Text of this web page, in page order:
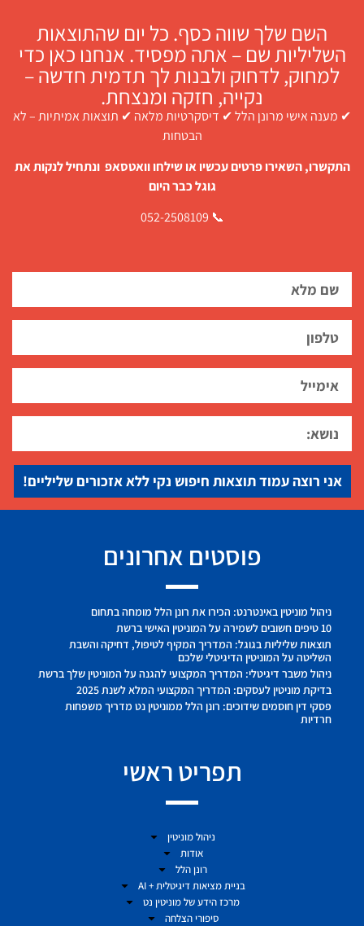
השם שלך שווה כסף. כל יום שהתוצאות
השליליות שם – אתה מפסיד. אנחנו כאן כדי
למחוק, לדחוק ולבנות לך תדמית חדשה –
נקייה, חזקה ומנצחת.
✔ מענה אישי מרונן הלל ✔ דיסקרטיות מלאה ✔ תוצאות אמיתיות – לא
הבטחות
התקשרו, השאירו פרטים עכשיו או שילחו וואטסאפ ונתחיל לנקות את
גוגל כבר היום
📞 052-2508109
אני רוצה עמוד תוצאות חיפוש נקי ללא אזכורים שליליים!
פוסטים אחרונים
ניהול מוניטין באינטרנט: הכירו את רונן הלל מומחה בתחום
10 טיפים חשובים לשמירה על המוניטין האישי ברשת
תוצאות שליליות בגוגל: המדריך המקיף לטיפול, דחיקה והשבת
השליטה על המוניטין הדיגיטלי שלכם
ניהול משבר דיגיטלי: המדריך המקצועי להגנה על המוניטין שלך ברשת
בדיקת מוניטין לעסקים: המדריך המקצועי המלא לשנת 2025
פסקי דין חוסמים שידוכים: רונן הלל ממוניטין נט מדריך משפחות
חרדיות
תפריט ראשי
ניהול מוניטין
אודות
רונן הלל
בניית מציאות דיגיטלית + AI
מרכז הידע של מוניטין נט
סיפורי הצלחה